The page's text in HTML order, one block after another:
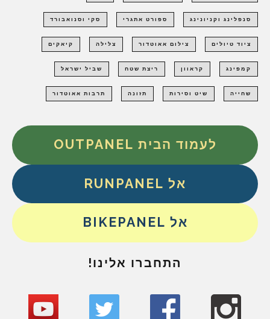
סנפלינג וקניונינג ספורט אתגרי סקי וסנואבורד
ציוד טיולים צילום אאוטדור צלילה קיאקים
קמפינג קראוון ריצת שטח שביל ישראל
שחייה שיט וסירות תזונה תרבות אאוטדור
לעמוד הבית OUTPANEL
אל RUNPANEL
אל BIKEPANEL
התחברו אלינו!